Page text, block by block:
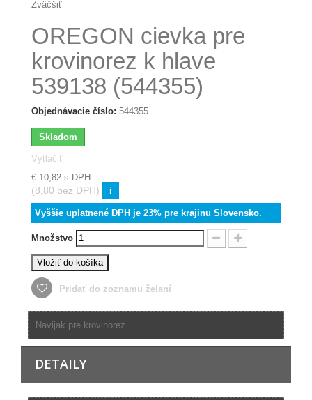
Zväčšiť
OREGON cievka pre
krovinorez k hlave
539138 (544355)
Objednávacie číslo: 544355
Skladom
Vytlačiť
€ 10,82 s DPH
(8,80 bez DPH) i
Vyššie uplatnené DPH je 23% pre krajinu Slovensko.
Množstvo
Vložiť do košíka
Pridať do zoznamu želaní
Navijak pre krovinorez
DETAILY